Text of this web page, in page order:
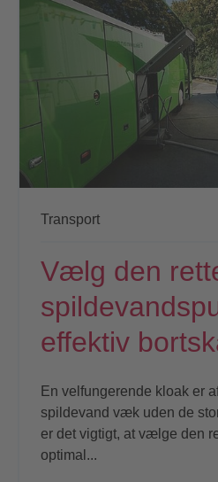
Transport
Vælg den
effektiv
En velfungerende kloak er
spildevand væk uden de
er det vigtigt, at vælge den
optimal...